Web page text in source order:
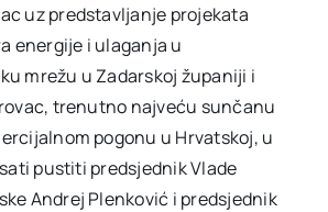
uz predstavljanje projekata
energije i ulaganja u
mrežu u Zadarskoj županiji i
trenutno najveću sunčanu
pogonu u Hrvatskoj, u
sati pustiti predsjednik Vlade
Andrej Plenković i predsjednik